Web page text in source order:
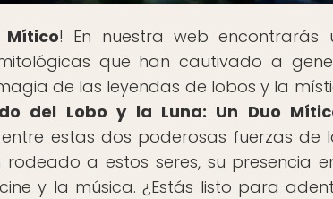
Mítico! En nuestra web encontrarás
que han cautivado a
de las leyendas de lobos y la
del Lobo y la Luna: Un Duo
estas dos poderosas fuerzas de
rodeado a estos seres, su presencia
y la música. ¿Estás listo para